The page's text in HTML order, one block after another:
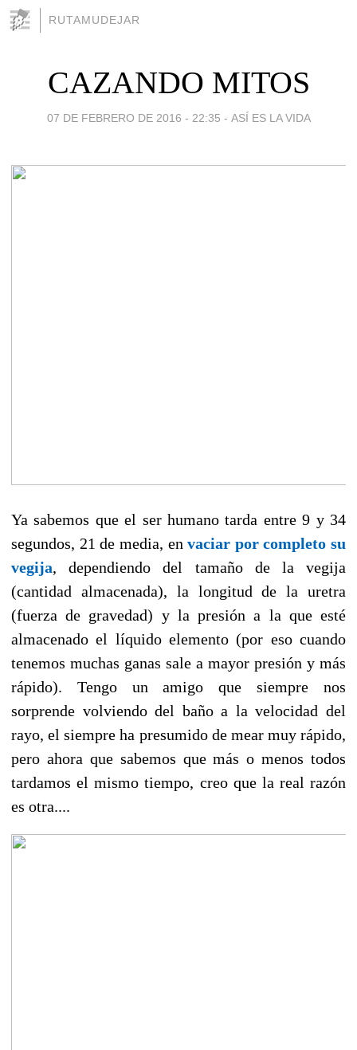
RUTAMUDEJAR
CAZANDO MITOS
07 DE FEBRERO DE 2016 - 22:35 - ASÍ ES LA VIDA
Ya sabemos que el ser humano tarda entre 9 y 34
segundos, 21 de media, envaciar por completo su
vegija, dependiendo del tamaño de la vegija
(cantidad almacenada), la longitud de la uretra
(fuerza de gravedad) y la presión a la que esté
almacenado el líquido elemento (por eso cuando
tenemos muchas ganas sale a mayor presión y más
rápido). Tengo un amigo que siempre nos
sorprende volviendo del baño a la velocidad del
rayo, el siempre ha presumido de mear muy rápido,
pero ahora que sabemos que más o menos todos
tardamos el mismo tiempo, creo que la real razón
es otra....